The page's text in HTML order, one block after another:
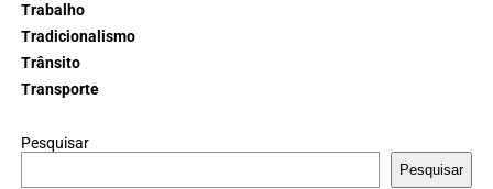
Trabalho
Tradicionalismo
Trânsito
Transporte
Pesquisar
Pesquisar